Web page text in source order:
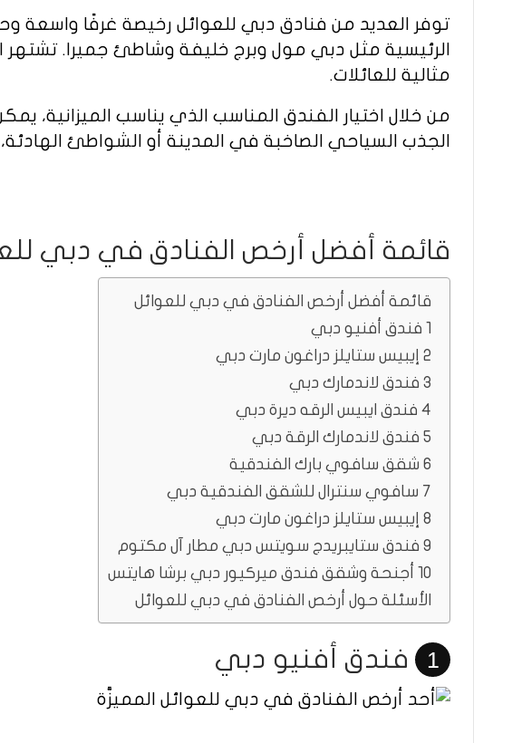
توفر العديد من فنادق دبي للعوائل رخيصة غرفًا واسعة
الرئيسية مثل دبي مول وبرج خليفة وشاطئ جميرا. تشتهر
مثالية للعائلات.
من خلال اختيار الفندق المناسب الذي يناسب الميزانية،
الجذب السياحي الصاخبة في المدينة أو الشواطئ
قائمة أفضل أرخص الفنادق في دبي
قائمة أفضل أرخص الفنادق في دبي للعوائل
1 فندق أفنيو دبي
2 إيبيس ستايلز دراغون مارت دبي
3 فندق لاندمارك دبي
4 فندق ايبيس الرقه ديرة دبي
5 فندق لاندمارك الرقة دبي
6 شقق سافوي بارك الفندقية
7 سافوي سنترال للشقق الفندقية دبي
8 إيبيس ستايلز دراغون مارت دبي
9 فندق ستايبريدج سويتس دبي مطار آل مكتوم
10 أجنحة وشقق فندق ميركيور دبي برشا هايتس
الأسئلة حول أرخص الفنادق في دبي للعوائل
1 فندق أفنيو دبي